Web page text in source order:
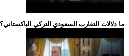
.. ما دلالات التقارب السعودي التركي الباكستاني؟